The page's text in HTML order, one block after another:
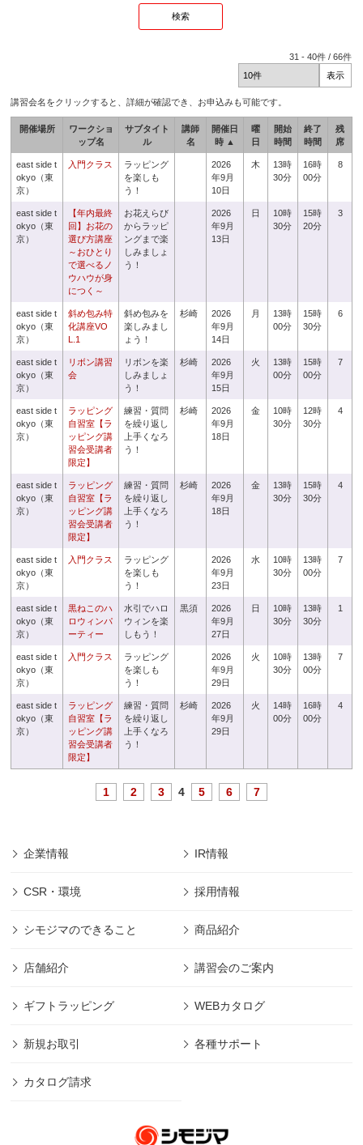
31 -40件 /66件
講習会名をクリックすると、詳細が確認でき、お申込みも可能です。
開催場所
ワークショ
ップ名
サブタイト
ル
講師
名
開催日
時 ▲
曜
日
開始
時間
終了
時間
残
席
east side t
okyo（東
京）
入門クラス
ラッピング
を楽しも
う！
2026
年9月
10日
木
13時
30分
16時
00分
8
east side t
okyo（東
京）
【年内最終
回】お花の
選び方講座
～おひとり
で選べるノ
ウハウが身
につく～
お花えらび
からラッピ
ングまで楽
しみましょ
う！
2026
年9月
13日
日
10時
30分
15時
20分
3
east side t
okyo（東
京）
斜め包み特
化講座VO
L.1
斜め包みを
楽しみまし
ょう！
杉崎
2026
年9月
14日
月
13時
00分
15時
30分
6
east side t
okyo（東
京）
リボン講習
会
リボンを楽
しみましょ
う！
杉崎
2026
年9月
15日
火
13時
00分
15時
00分
7
east side t
okyo（東
京）
ラッピング
自習室【ラ
ッピング講
習会受講者
限定】
練習・質問
を繰り返し
上手くなろ
う！
杉崎
2026
年9月
18日
金
10時
30分
12時
30分
4
east side t
okyo（東
京）
ラッピング
自習室【ラ
ッピング講
習会受講者
限定】
練習・質問
を繰り返し
上手くなろ
う！
杉崎
2026
年9月
18日
金
13時
30分
15時
30分
4
east side t
okyo（東
京）
入門クラス
ラッピング
を楽しも
う！
2026
年9月
23日
水
10時
30分
13時
00分
7
east side t
okyo（東
京）
黒ねこのハ
ロウィンパ
ーティー
水引でハロ
ウィンを楽
しもう！
黒須
2026
年9月
27日
日
10時
30分
13時
30分
1
east side t
okyo（東
京）
入門クラス
ラッピング
を楽しも
う！
2026
年9月
29日
火
10時
30分
13時
00分
7
east side t
okyo（東
京）
ラッピング
自習室【ラ
ッピング講
習会受講者
限定】
練習・質問
を繰り返し
上手くなろ
う！
杉崎
2026
年9月
29日
火
14時
00分
16時
00分
4
1 2 3 4 5 6 7
企業情報 IR情報
CSR・環境 採用情報
シモジマのできること 商品紹介
店舗紹介 講習会のご案内
ギフトラッピング WEBカタログ
新規お取引 各種サポート
カタログ請求